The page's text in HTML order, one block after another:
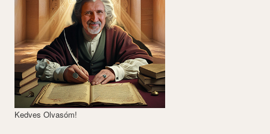
Kedves Olvasóm!